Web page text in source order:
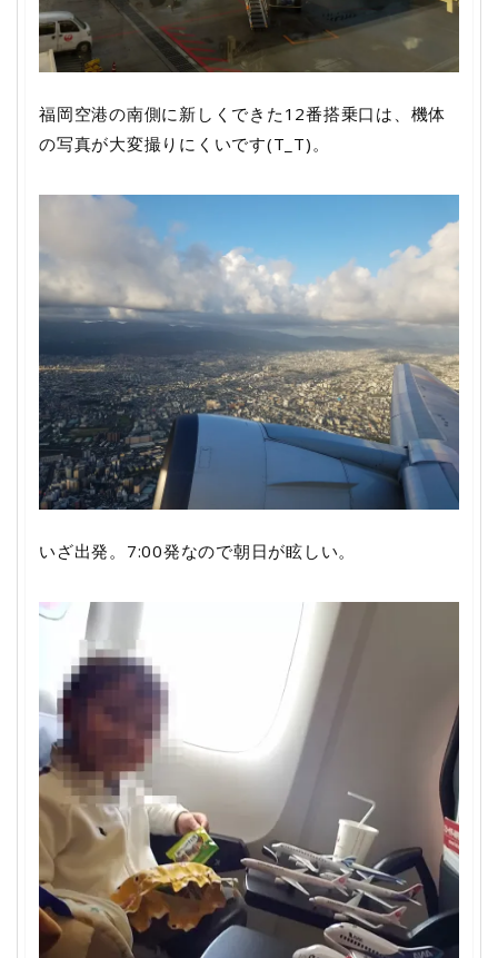
福岡空港の南側に新しくできた12番搭乗口は、機体
の写真が大変撮りにくいです(T_T)。
いざ出発。7:00発なので朝日が眩しい。